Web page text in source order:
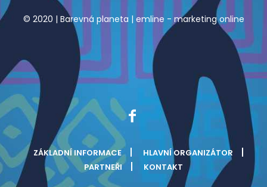
© 2020 | Barevná planeta | emline - marketing online
ZÁKLADNÍ INFORMACE
HLAVNÍ ORGANIZÁTOR
PARTNEŘI
KONTAKT